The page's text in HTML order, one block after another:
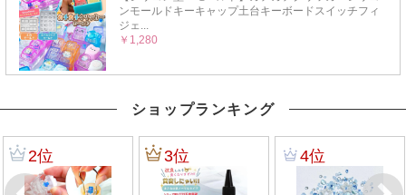
ショップランキング